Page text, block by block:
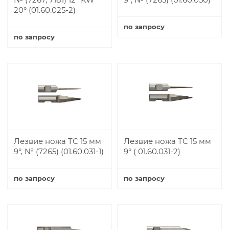
20° (01.60.025-2)
по запросу
по запросу
Лезвие ножа TC 15 мм
9°, № (7265) (01.60.031-1)
по запросу
Лезвие ножа TC 15 мм
9° ( 01.60.031-2)
по запросу